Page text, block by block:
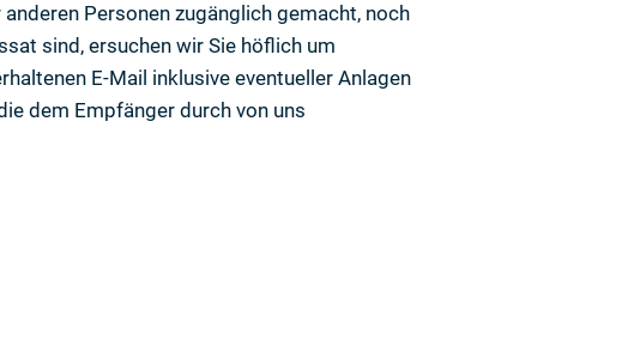
Personen zugänglich gemacht, noch
sind, ersuchen wir Sie höflich um
E-Mail inklusive eventueller Anlagen
dem Empfänger durch von uns